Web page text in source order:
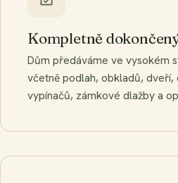
Kompletně
Dům předáváme ve vysokém
včetně podlah, obkladů, dveří,
vypínačů, zámkové dlažby a